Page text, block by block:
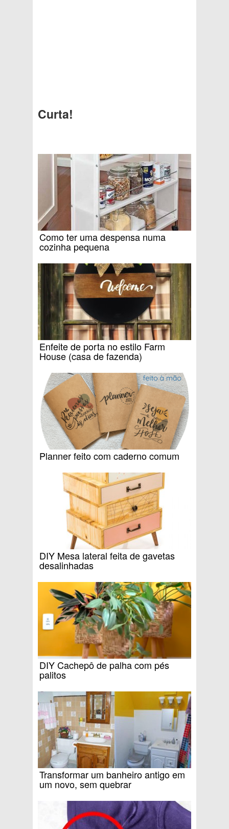
Curta!
Como ter uma despensa numa
cozinha pequena
Enfeite de porta no estilo Farm
House (casa de fazenda)
Planner feito com caderno comum
DIY Mesa lateral feita de gavetas
desalinhadas
DIY Cachepô de palha com pés
palitos
Transformar um banheiro antigo em
um novo, sem quebrar